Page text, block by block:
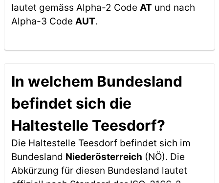
lautet gemäss Alpha-2 Code AT und nach
Alpha-3 Code AUT.
In welchem Bundesland
befindet sich die
Haltestelle Teesdorf?
Die Haltestelle Teesdorf befindet sich im
Bundesland Niederösterreich (NÖ). Die
Abkürzung für diesen Bundesland lautet